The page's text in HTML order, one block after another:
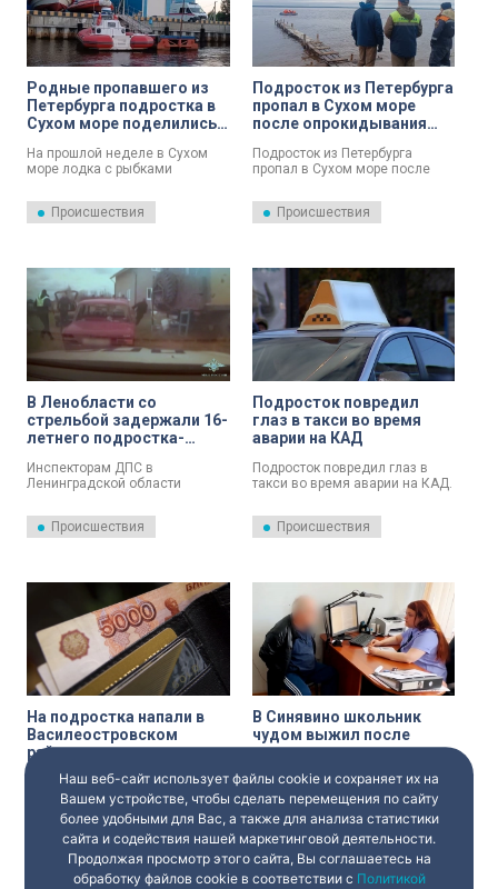
Родные пропавшего из
Петербурга подростка в
Сухом море поделились
случившегося
На прошлой неделе в Сухом
море лодка с рыбками
результате инцидента пропал
17-летний Андрей Уляницкий
подробностями случившегося.
Происшествия
Подросток из Петербурга
пропал в Сухом море
после опрокидывания
Подросток из Петербурга
пропал в Сухом море после
Об этом сообщили в
Следственном комитете
Происшествия
В Ленобласти со
стрельбой задержали 16-
летнего подростка-
Инспекторам ДПС в
Ленинградской области
стрелять по колесам водителя,
который нарушил ПДД.
Происшествия
Подросток повредил
глаз в такси во время
аварии на КАД
Подросток повредил глаз в
такси во время аварии на КАД.
Происшествия
На подростка напали в
Василеостровском
районе и вынудили его
перевести 1 миллион
рублей
В Василеостровском районе
полиция задержала
подозреваемых в нападении
на подростка в доме по
Новосмоленской набережной.
Злоумышленники выманили у
школьника выигранные деньги.
Происшествия
В Синявино школьник
чудом выжил после
нападения соседа с
ножом
Мужчина 62-х лет был нетрезв
и зол. Затеял коммунальный
скандал с соседкой, потом
бросился с ножом на ее 16-
летнего сына.
Происшествия
Наш веб-сайт использует файлы cookie и сохраняет их на
Вашем устройстве, чтобы сделать перемещения по сайту
более удобными для Вас, а также для анализа статистики
сайта и содействия нашей маркетинговой деятельности.
Продолжая просмотр этого сайта, Вы соглашаетесь на
обработку файлов cookie в соответствии с Политикой